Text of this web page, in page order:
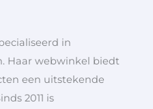
in
Haar webwinkel biedt
een uitstekende
2011 is